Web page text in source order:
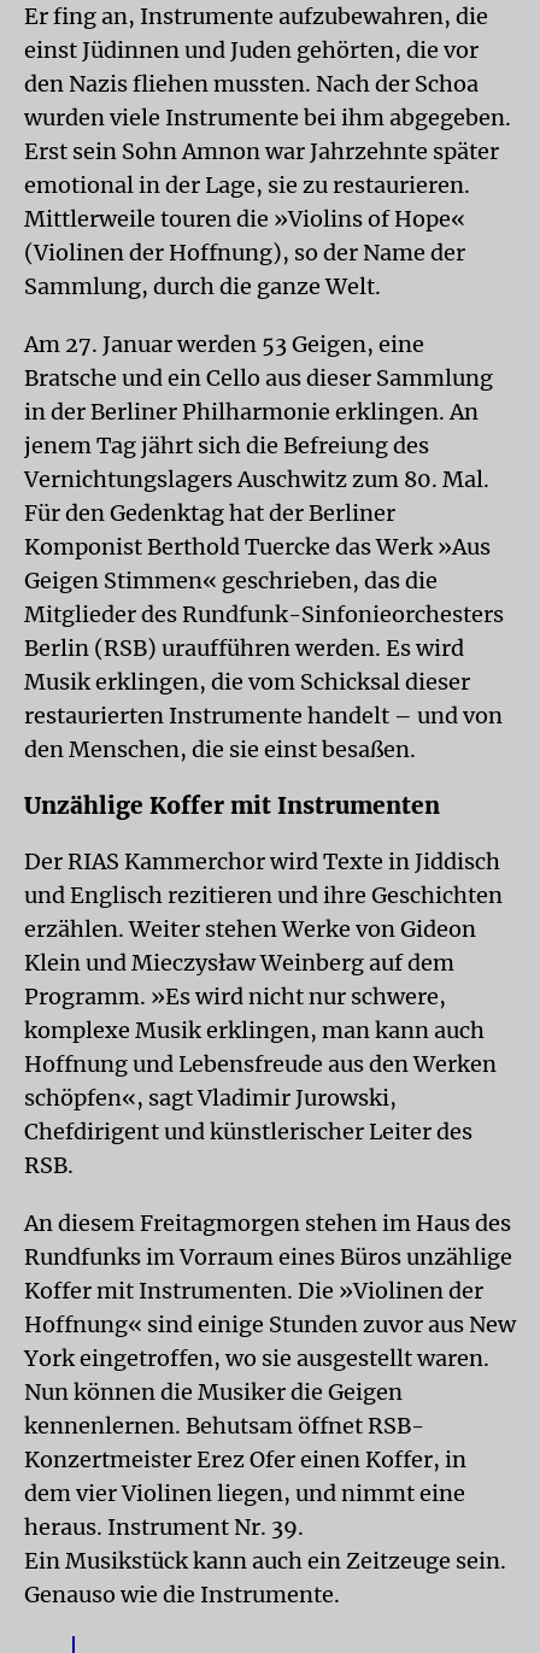
Er fing an, Instrumente aufzubewahren, die
einst Jüdinnen und Juden gehörten, die vor
den Nazis fliehen mussten. Nach der Schoa
wurden viele Instrumente bei ihm abgegeben.
Erst sein Sohn Amnon war Jahrzehnte später
emotional in der Lage, sie zu restaurieren.
Mittlerweile touren die »Violins of Hope«
(Violinen der Hoffnung), so der Name der
Sammlung, durch die ganze Welt.
Am 27. Januar werden 53 Geigen, eine
Bratsche und ein Cello aus dieser Sammlung
in der Berliner Philharmonie erklingen. An
jenem Tag jährt sich die Befreiung des
Vernichtungslagers Auschwitz zum 80. Mal.
Für den Gedenktag hat der Berliner
Komponist Berthold Tuercke das Werk »Aus
Geigen Stimmen« geschrieben, das die
Mitglieder des Rundfunk-Sinfonieorchesters
Berlin (RSB) uraufführen werden. Es wird
Musik erklingen, die vom Schicksal dieser
restaurierten Instrumente handelt – und von
den Menschen, die sie einst besaßen.
Unzählige Koffer mit Instrumenten
Der RIAS Kammerchor wird Texte in Jiddisch
und Englisch rezitieren und ihre Geschichten
erzählen. Weiter stehen Werke von Gideon
Klein und Mieczysław Weinberg auf dem
Programm. »Es wird nicht nur schwere,
komplexe Musik erklingen, man kann auch
Hoffnung und Lebensfreude aus den Werken
schöpfen«, sagt Vladimir Jurowski,
Chefdirigent und künstlerischer Leiter des
RSB.
An diesem Freitagmorgen stehen im Haus des
Rundfunks im Vorraum eines Büros unzählige
Koffer mit Instrumenten. Die »Violinen der
Hoffnung« sind einige Stunden zuvor aus New
York eingetroffen, wo sie ausgestellt waren.
Nun können die Musiker die Geigen
kennenlernen. Behutsam öffnet RSB-
Konzertmeister Erez Ofer einen Koffer, in
dem vier Violinen liegen, und nimmt eine
heraus. Instrument Nr. 39.
Ein Musikstück kann auch ein Zeitzeuge sein.
Genauso wie die Instrumente.